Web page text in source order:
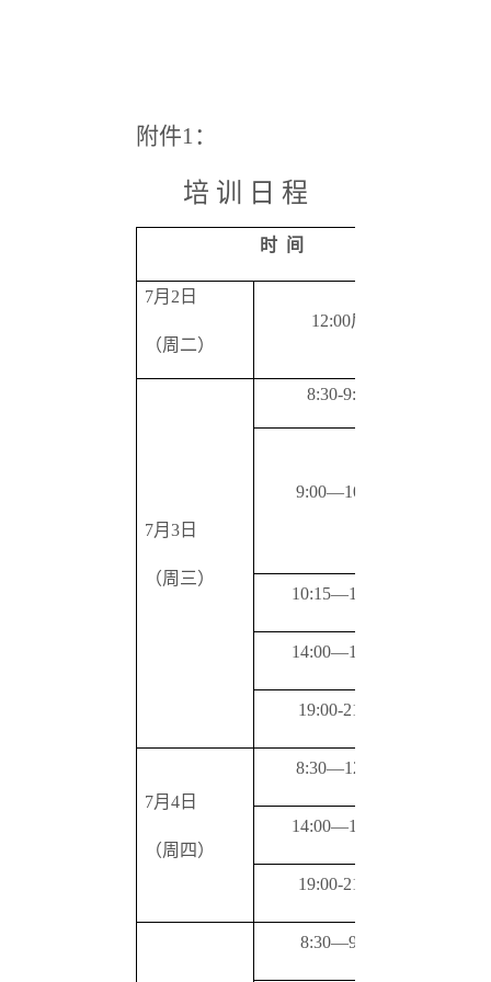
附件1：
培 训 日 程
时 间
7月2日
（周二）
12:00后
7月3日
（周三）
8:30-9:00
9:00—10:00
10:15—12:00
14:00—17:00
19:00-21:00
7月4日
（周四）
8:30—12:30
14:00—17:00
19:00-21:00
8:30—9:30